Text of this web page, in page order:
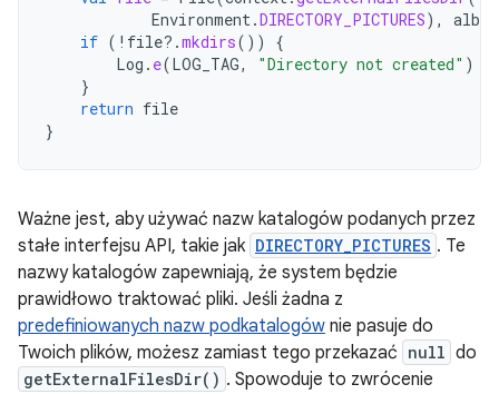
Environment.DIRECTORY_PICTURES),
if ( ! file?.mkdirs())
{
Log . e(LOG_TAG, "Directory not created" )
}
return file
}
Ważne jest, aby używać nazw katalogów podanych przez
stałe interfejsu API, takie jak DIRECTORY_PICTURES . Te
nazwy katalogów zapewniają, że system będzie
prawidłowo traktować pliki. Jeśli żadna z
predefiniowanych nazw podkatalogów nie pasuje do
Twoich plików, możesz zamiast tego przekazać null do
getExternalFilesDir() . Spowoduje to zwrócenie